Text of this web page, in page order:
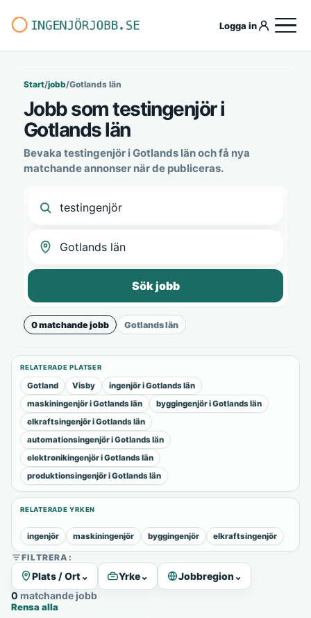
Logga in
Start/jobb/Gotlands län
Jobb som testingenjör i
Gotlands län
Bevaka testingenjör i Gotlands län och få nya
matchande annonser när de publiceras.
Sök jobb
0 matchande jobb Gotlands län
RELATERADE PLATSER
Gotland Visby
ingenjör i Gotlands län
maskiningenjör i Gotlands län
byggingenjör i Gotlands län
elkraftsingenjör i Gotlands län
automationsingenjör i Gotlands län
elektronikingenjör i Gotlands län
produktionsingenjör i Gotlands län
RELATERADE YRKEN
ingenjör maskiningenjör byggingenjör elkraftsingenjör
FILTRERA:
Plats / Ort ⌄ Yrke⌄ Jobbregion⌄
0 matchande jobb
Rensa alla